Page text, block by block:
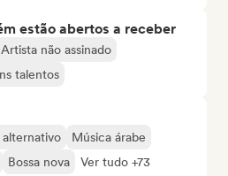
estão abertos a receber
Artista não assinado
talentos
alternativo
Música árabe
Bossa nova Ver tudo +73